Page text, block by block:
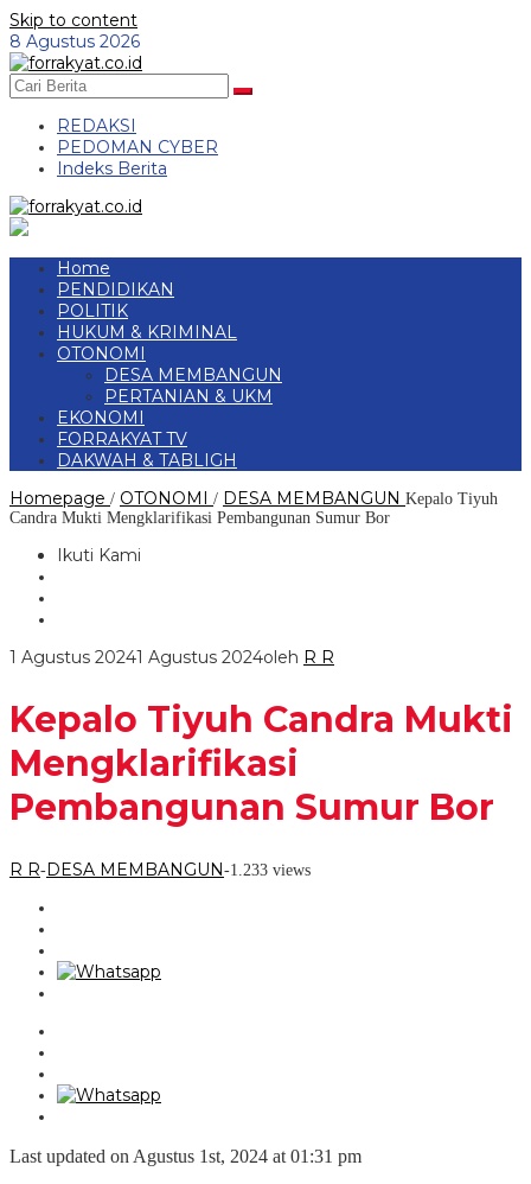
Skip to content
8 Agustus 2026
REDAKSI
PEDOMAN CYBER
Indeks Berita
Home
PENDIDIKAN
POLITIK
HUKUM & KRIMINAL
OTONOMI
DESA MEMBANGUN
PERTANIAN & UKM
EKONOMI
FORRAKYAT TV
DAKWAH & TABLIGH
Homepage / OTONOMI / DESA MEMBANGUN Kepalo Tiyuh
Candra Mukti Mengklarifikasi Pembangunan Sumur Bor
Ikuti Kami
1 Agustus 20241 Agustus 2024oleh R R
Kepalo Tiyuh Candra Mukti
Mengklarifikasi
Pembangunan Sumur Bor
R R-DESA MEMBANGUN-1.233 views
Last updated on Agustus 1st, 2024 at 01:31 pm